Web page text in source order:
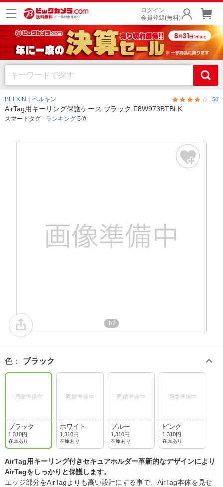
ログイン
会員登録(無料)
BELKIN｜ベルキン 50
AirTag用キーリング保護ケース ブラック F8W973BTBLK
スマートタグ - ランキング 5位
1/7
色 ： ブラック
ブラック
1,310円
在庫あり
ホワイト
1,310円
在庫あり
ブルー
1,310円
在庫あり
ピンク
1,310円
在庫あり
AirTag用キーリング付きセキュアホルダー革新的なデザインにより
AirTagをしっかりと保護します。
エッジ部分をAirTagよりも高い設計にする事で、AirTag本体を見せ